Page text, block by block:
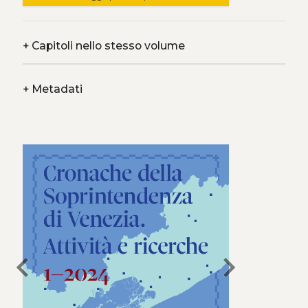
+Capitoli nello stesso volume
+Metadati
chevron_left chevron_right